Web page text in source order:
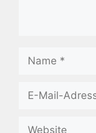
Name
Website